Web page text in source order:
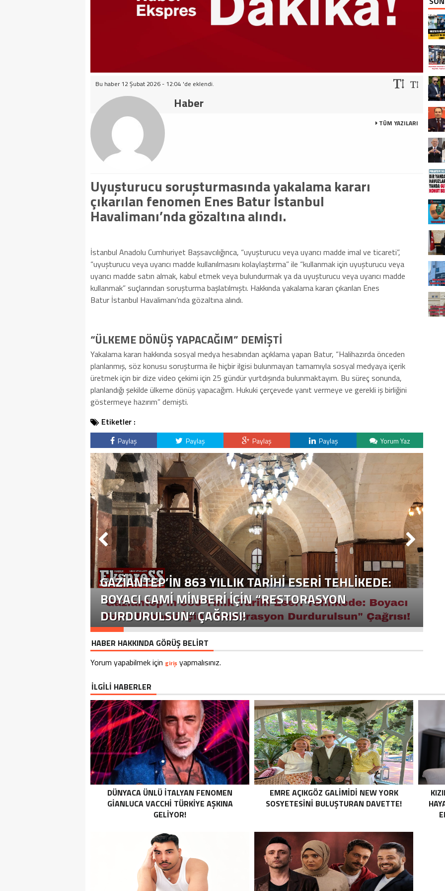
Bu haber 12 Şubat 2026 - 12:04 'de eklendi.
Haber
TÜM YAZILARI
Uyuşturucu soruşturmasında yakalama kararı
çıkarılan fenomen Enes Batur İstanbul
Havalimanı’nda gözaltına alındı.
İstanbul Anadolu Cumhuriyet Başsavcılığınca, “uyuşturucu veya uyarıcı madde imal ve ticareti”,
“uyuşturucu veya uyarıcı madde kullanılmasını kolaylaştırma” ile “kullanmak için uyuşturucu veya
uyarıcı madde satın almak, kabul etmek veya bulundurmak ya da uyuşturucu veya uyarıcı madde
kullanmak” suçlarından soruşturma başlatılmıştı. Hakkında yakalama kararı çıkarılan Enes
Batur İstanbul Havalimanı’nda gözaltına alındı.
“ÜLKEME DÖNÜŞ YAPACAĞIM” DEMİŞTİ
Yakalama kararı hakkında sosyal medya hesabından açıklama yapan Batur, “Halihazırda önceden
planlanmış, söz konusu soruşturma ile hiçbir ilgisi bulunmayan tamamıyla sosyal medyaya içerik
üretmek için bir dize video çekimi için 25 gündür yurtdışında bulunmaktayım. Bu süreç sonunda,
planlandığı şekilde ülkeme dönüş yapacağım. Hukuki çerçevede yanıt vermeye ve gerekli iş birliğini
göstermeye hazırım” demişti.
Etiketler :
Paylaş Paylaş Paylaş Paylaş Yorum Yaz
GAZIANTEP’IN 863 YILLIK TARIHI ESERI TEHLIKEDE:
BOYACI CAMI MINBERI İÇIN “RESTORASYON
DURDURULSUN” ÇAĞRISI!
HABER HAKKINDA GÖRÜŞ BELİRT
Yorum yapabilmek için giriş yapmalısınız.
İLGİLİ HABERLER
DÜNYACA ÜNLÜ İTALYAN FENOMEN
GIANLUCA VACCHI TÜRKIYE AŞKINA
GELIYOR!
EMRE AÇIKGÖZ GALIMIDI NEW YORK
SOSYETESINI BULUŞTURAN DAVETTE!